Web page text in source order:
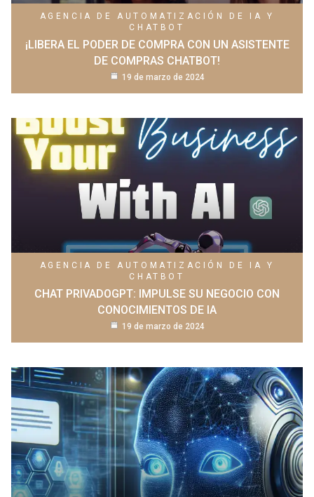
AGENCIA DE AUTOMATIZACIÓN DE IA Y
CHATBOT
¡LIBERA EL PODER DE COMPRA CON UN ASISTENTE
DE COMPRAS CHATBOT!
19 de marzo de 2024
AGENCIA DE AUTOMATIZACIÓN DE IA Y
CHATBOT
CHAT PRIVADOGPT: IMPULSE SU NEGOCIO CON
CONOCIMIENTOS DE IA
19 de marzo de 2024